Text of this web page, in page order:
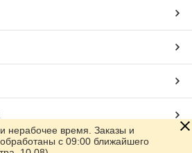
Satu.kz
нерабочее время. Заказы и
с 09:00 ближайшего